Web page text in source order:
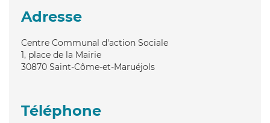
Adresse
Centre Communal d'action Sociale
1, place de la Mairie
30870 Saint-Côme-et-Maruéjols
Téléphone